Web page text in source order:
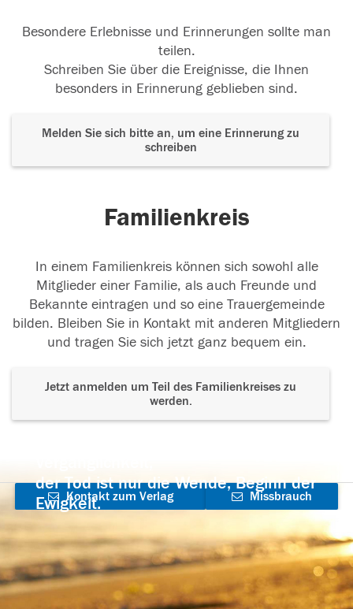
Besondere Erlebnisse und Erinnerungen sollte man
teilen.
Schreiben Sie über die Ereignisse, die Ihnen
besonders in Erinnerung geblieben sind.
Melden Sie sich bitte an, um eine Erinnerung zu
schreiben
Familienkreis
In einem Familienkreis können sich sowohl alle
Mitglieder einer Familie, als auch Freunde und
Bekannte eintragen und so eine Trauergemeinde
bilden. Bleiben Sie in Kontakt mit anderen Mitgliedern
und tragen Sie sich jetzt ganz bequem ein.
Jetzt anmelden um Teil des Familienkreises zu
werden.
der Tod ist nur die Wende, Beginn der
Ewigkeit.
Kontakt zum Verlag
aufnehmen
Missbrauch